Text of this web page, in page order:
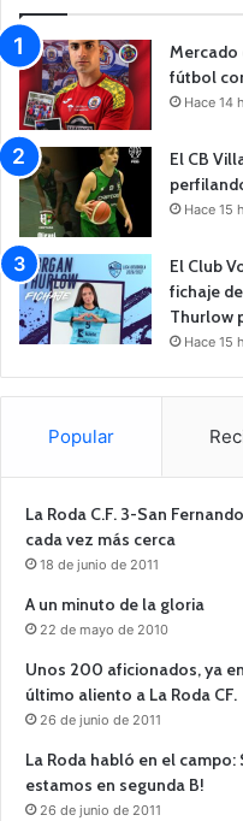
Mercado
fútbol
Hace 14
El CB
Hace 15
El Club
fichaje
Thurlow
Hace 15
Popular
La Roda C.F. 3-San
cada vez más cerca
18 de junio de 2011
A un minuto de la gloria
22 de mayo de 2010
Unos 200 aficionados, ya
último aliento a La Roda CF.
26 de junio de 2011
La Roda habló en el campo:
estamos en segunda B!
26 de junio de 2011